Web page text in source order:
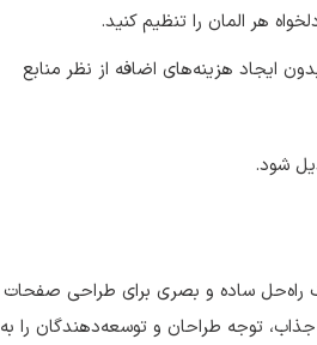
هر المان را تنظیم کنید.
ایجاد هزینه‌های اضافه از نظر منابع
شود.
یک راه‌حل ساده و بصری برای طراحی صفحات
جذاب، توجه طراحان و توسعه‌دهندگان را به